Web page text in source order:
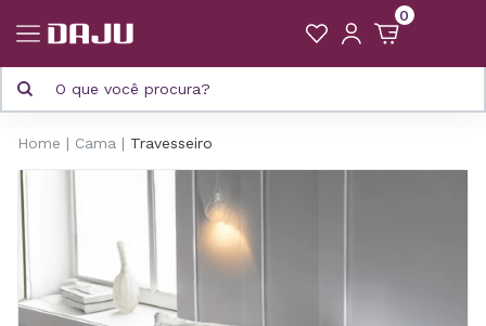
0
Home Cama Travesseiro